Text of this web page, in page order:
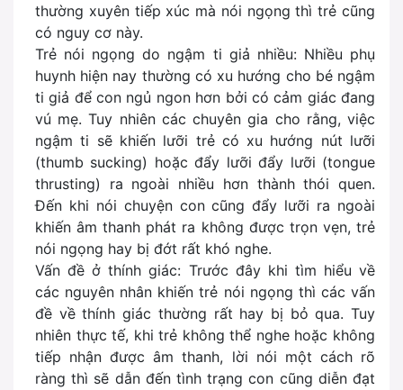
thường xuyên tiếp xúc mà nói ngọng thì trẻ cũng
có nguy cơ này.
Trẻ nói ngọng do ngậm ti giả nhiều: Nhiều phụ
huynh hiện nay thường có xu hướng cho bé ngậm
ti giả để con ngủ ngon hơn bởi có cảm giác đang
vú mẹ. Tuy nhiên các chuyên gia cho rằng, việc
ngậm ti sẽ khiến lưỡi trẻ có xu hướng nút lưỡi
(thumb sucking) hoặc đẩy lưỡi đẩy lưỡi (tongue
thrusting) ra ngoài nhiều hơn thành thói quen.
Đến khi nói chuyện con cũng đẩy lưỡi ra ngoài
khiến âm thanh phát ra không được trọn vẹn, trẻ
nói ngọng hay bị đớt rất khó nghe.
Vấn đề ở thính giác: Trước đây khi tìm hiểu về
các nguyên nhân khiến trẻ nói ngọng thì các vấn
đề về thính giác thường rất hay bị bỏ qua. Tuy
nhiên thực tế, khi trẻ không thể nghe hoặc không
tiếp nhận được âm thanh, lời nói một cách rõ
ràng thì sẽ dẫn đến tình trạng con cũng diễn đạt